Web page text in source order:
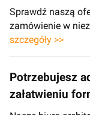
Sprawdź naszą
zamówienie w
szczegóły >>
Potrzebujesz
załatwieniu